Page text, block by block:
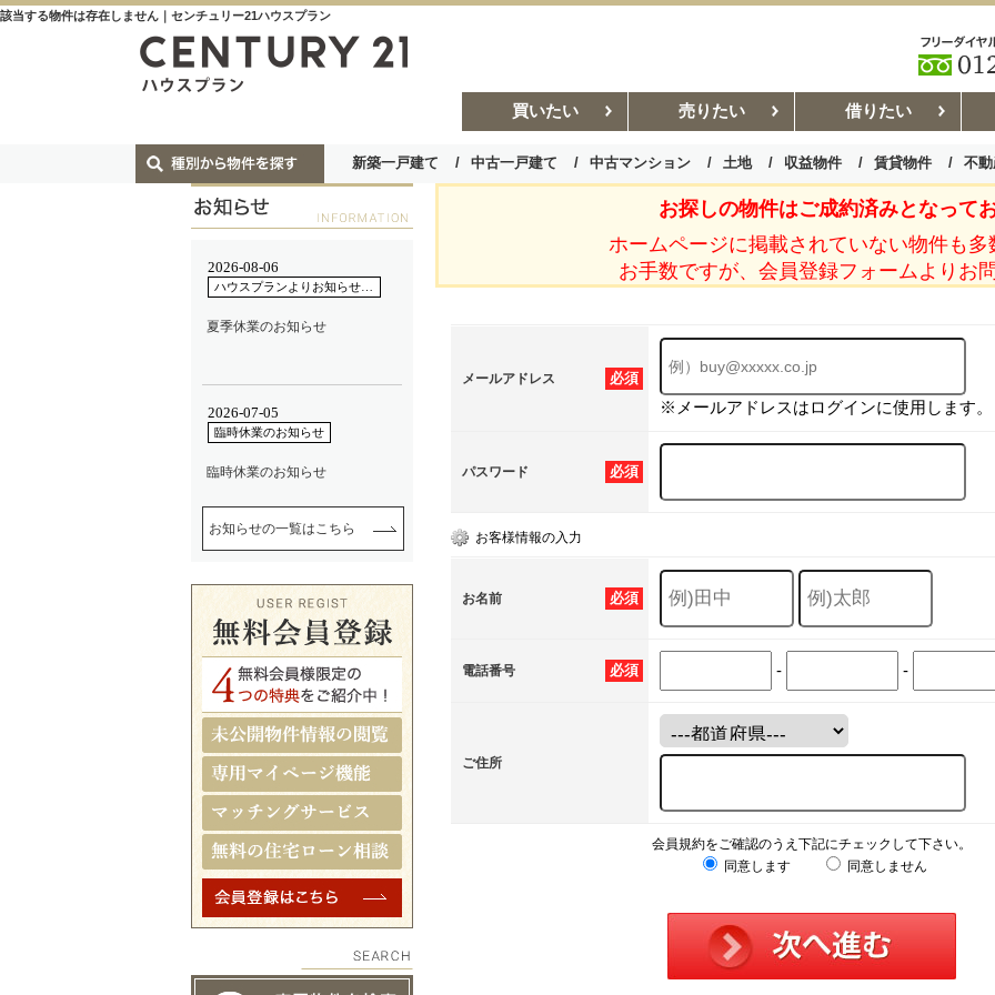
該当する物件は存在しません｜センチュリー21ハウスプラン
買いたい 売りたい 借りたい
新築一戸建て 中古一戸建て 中古マンション 土地 収益物件 賃貸物件 不
お部屋探しコラム 賃貸管理コ
お探しの物件はご成約済みとなってお
ホームページに掲載されていない物件も多
お手数ですが、会員登録フォームよりお
必須
メールアドレス
※メールアドレスはログインに使用します。
必須
パスワード
お客様情報の入力
必須
お名前
必須
電話番号 - -
ご住所
会員規約をご確認のうえ下記にチェックして下さい。
同意します
同意しません
お知らせの一覧はこちら